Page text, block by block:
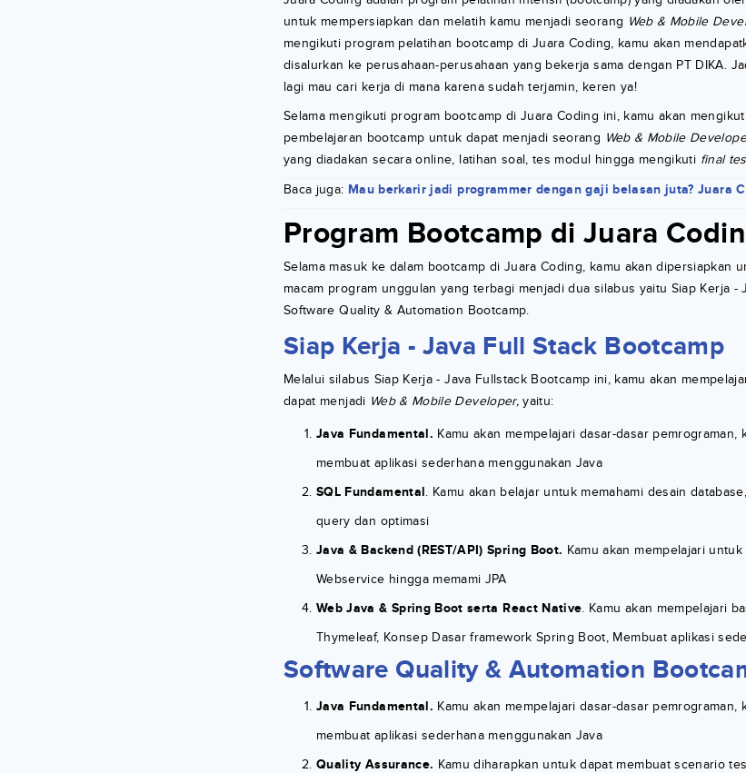
untuk mempersiapkan dan melatih kamu menjadi seorang Web & Mobile
mengikuti program pelatihan bootcamp di Juara Coding, kamu akan
disalurkan ke perusahaan-perusahaan yang bekerja sama dengan PT DIKA.
lagi mau cari kerja di mana karena sudah terjamin, keren ya!
Selama mengikuti program bootcamp di Juara Coding ini, kamu akan
pembelajaran bootcamp untuk dapat menjadi seorang Web & Mobile
yang diadakan secara online, latihan soal, tes modul hingga mengikuti final
Baca juga: Mau berkarir jadi programmer dengan gaji belasan juta? Juara
Program Bootcamp di Juara
Selama masuk ke dalam bootcamp di Juara Coding, kamu akan dipersiapkan
macam program unggulan yang terbagi menjadi dua silabus yaitu Siap Kerja -
Software Quality & Automation Bootcamp.
Siap Kerja - Java Full Stack Bootcamp
Melalui silabus Siap Kerja - Java Fullstack Bootcamp ini, kamu akan
dapat menjadi Web & Mobile Developer,yaitu:
Java Fundamental. Kamu akan mempelajari dasar-dasar pemrograman,
membuat aplikasi sederhana menggunakan Java
SQL Fundamental. Kamu akan belajar untuk memahami desain
query dan optimasi
Java & Backend (REST/API) Spring Boot. Kamu akan mempelajari
Webservice hingga memami JPA
Web Java & Spring Boot serta React Native. Kamu akan mempelajari
Thymeleaf, Konsep Dasar framework Spring Boot, Membuat aplikasi
Software Quality & Automation
Java Fundamental. Kamu akan mempelajari dasar-dasar pemrograman,
membuat aplikasi sederhana menggunakan Java
Quality Assurance. Kamu diharapkan untuk dapat membuat scenario